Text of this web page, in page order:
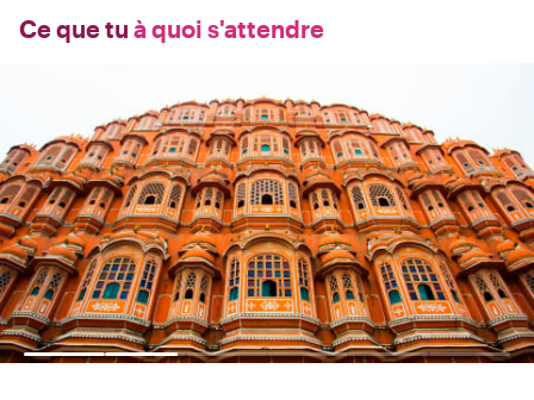
Ce que tu à quoi s'attendre